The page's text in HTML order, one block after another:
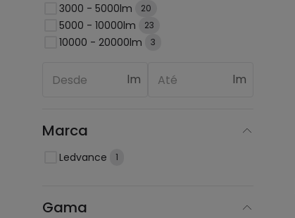
3000 - 5000lm 20
5000 - 10000lm 23
10000 - 20000lm 3
lm lm
Marca
Ledvance 1
Gama